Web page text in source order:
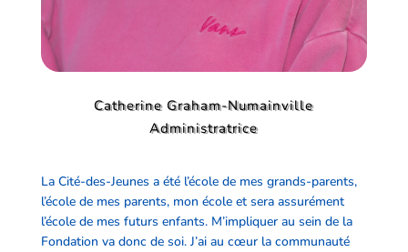
Catherine Graham-Numainville
Administratrice
​La Cité-des-Jeunes a été l’école de mes grands-parents,
l’école de mes parents, mon école et sera assurément
l’école de mes futurs enfants. M’impliquer au sein de la
Fondation va donc de soi. J’ai au cœur la communauté